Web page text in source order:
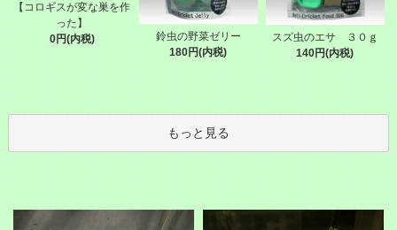
【コロギスが変な巣を作
った】
0円(内税)
鈴虫の野菜ゼリー
180円(内税)
スズ虫のエサ ３０ｇ
140円(内税)
もっと見る